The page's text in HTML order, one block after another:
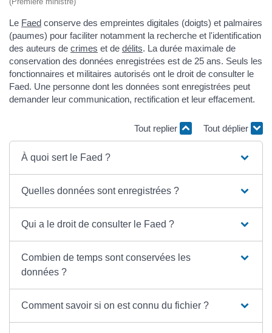
Le Faed conserve des empreintes digitales (doigts) et palmaires
(paumes) pour faciliter notamment la recherche et l'identification
des auteurs de crimes et de délits. La durée maximale de
conservation des données enregistrées est de 25 ans. Seuls les
fonctionnaires et militaires autorisés ont le droit de consulter le
Faed. Une personne dont les données sont enregistrées peut
demander leur communication, rectification et leur effacement.
Tout replier Tout déplier
À quoi sert le Faed ?
Quelles données sont enregistrées ?
Qui a le droit de consulter le Faed ?
Combien de temps sont conservées les
données ?
Comment savoir si on est connu du fichier ?